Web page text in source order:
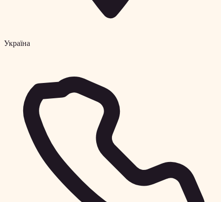
Україна